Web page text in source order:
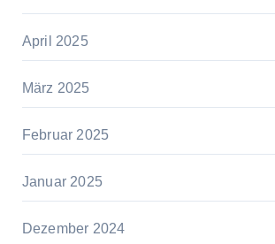
April 2025
März 2025
Februar 2025
Januar 2025
Dezember 2024